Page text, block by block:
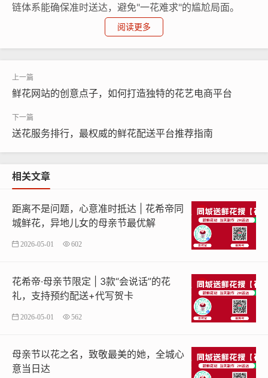
链体系能确保准时送达，避免"一花难求"的尴尬局面。
艺推荐系统根据收花人身份自动匹配花束，如为恋人推荐
红玫瑰，为母亲搭配康乃馨；可视化配送追踪让寄送方实
时掌握鲜花位置；而灵活的自定义服务则支持手写贺卡、
搭配礼品等个性化需求。部分领先平台更运用AI技术，通
选择平台的五大关键指标
挑选靠谱的网上送花平台需重点关注五个维度：配送
范围是否覆盖收件地区，花材保鲜技术能否保证72小时鲜
等级，以及退换货政策的合理性。建议选择提供"延时必
赔"承诺的平台，同时检查其是否具备冷鲜物流专线，这对
网上送花不仅改变购买方式，更重塑着情感表达形
阅读更多
鲜花网站的创意点子，如何打造独特的花艺电商平台
送花服务排行，最权威的鲜花配送平台推荐指南
相关文章
距离不是问题，心意准时抵达 | 花希帝同
城鲜花，异地儿女的母亲节最优解
2026-05-01 602
花希帝·母亲节限定 | 3款“会说话”的花
礼，支持预约配送+代写贺卡
2026-05-01 562
母亲节以花之名，致敬最美的她，全城心
意当日达